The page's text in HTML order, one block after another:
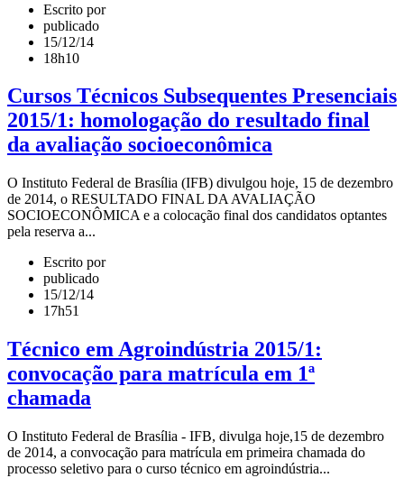
Escrito por
publicado
15/12/14
18h10
Cursos Técnicos Subsequentes Presenciais
2015/1: homologação do resultado final
da avaliação socioeconômica
O Instituto Federal de Brasília (IFB) divulgou hoje, 15 de dezembro
de 2014, o RESULTADO FINAL DA AVALIAÇÃO
SOCIOECONÔMICA e a colocação final dos candidatos optantes
pela reserva a...
Escrito por
publicado
15/12/14
17h51
Técnico em Agroindústria 2015/1:
convocação para matrícula em 1ª
chamada
O Instituto Federal de Brasília - IFB, divulga hoje,15 de dezembro
de 2014, a convocação para matrícula em primeira chamada do
processo seletivo para o curso técnico em agroindústria...